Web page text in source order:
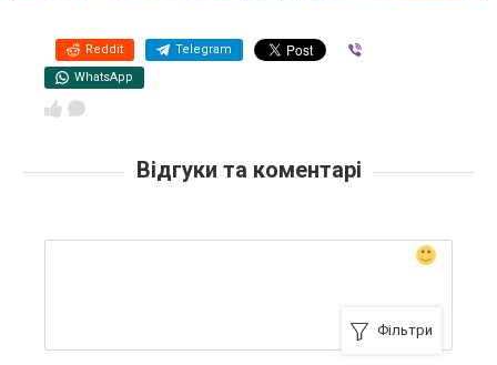
Reddit Telegram
WhatsApp
Відгуки та коментарі
Фільтри